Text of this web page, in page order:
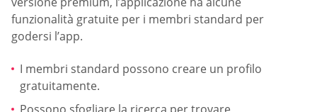
funzionalità gratuite per i membri standard per
godersi l’app.
I membri standard possono creare un profilo
gratuitamente.